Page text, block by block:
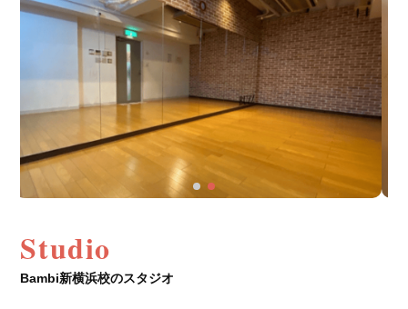
Studio
Bambi新横浜校のスタジオ